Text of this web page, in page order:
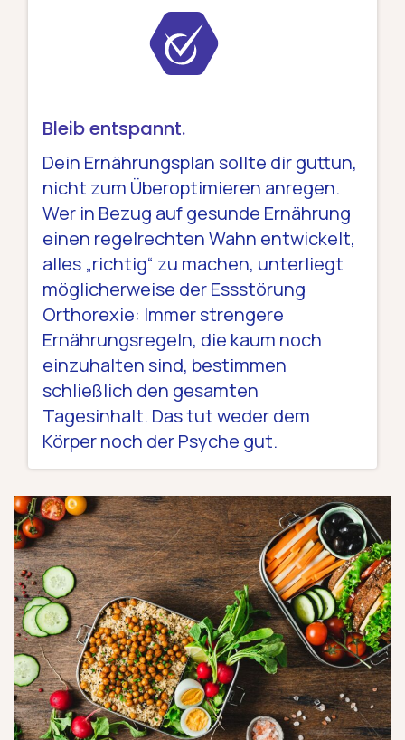
Bleib entspannt.
Dein Ernährungsplan sollte dir guttun,
nicht zum Überoptimieren anregen.
Wer in Bezug auf gesunde Ernährung
einen regelrechten Wahn entwickelt,
alles „richtig“ zu machen, unterliegt
möglicherweise der Essstörung
Orthorexie: Immer strengere
Ernährungsregeln, die kaum noch
einzuhalten sind, bestimmen
schließlich den gesamten
Tagesinhalt. Das tut weder dem
Körper noch der Psyche gut.